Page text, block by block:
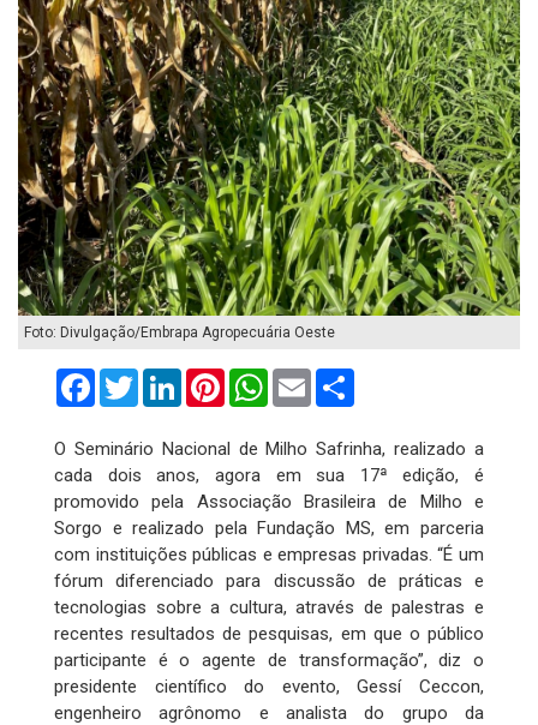
Foto: Divulgação/Embrapa Agropecuária Oeste
FacebookTwitterLinkedInPinterestWhatsApp
Email
O Seminário Nacional de Milho Safrinha, realizado a
cada dois anos, agora em sua 17ª edição, é
promovido pela Associação Brasileira de Milho e
Sorgo e realizado pela Fundação MS, em parceria
com instituições públicas e empresas privadas. “É um
fórum diferenciado para discussão de práticas e
tecnologias sobre a cultura, através de palestras e
recentes resultados de pesquisas, em que o público
participante é o agente de transformação”, diz o
presidente científico do evento, Gessí Ceccon,
engenheiro agrônomo e analista do grupo da